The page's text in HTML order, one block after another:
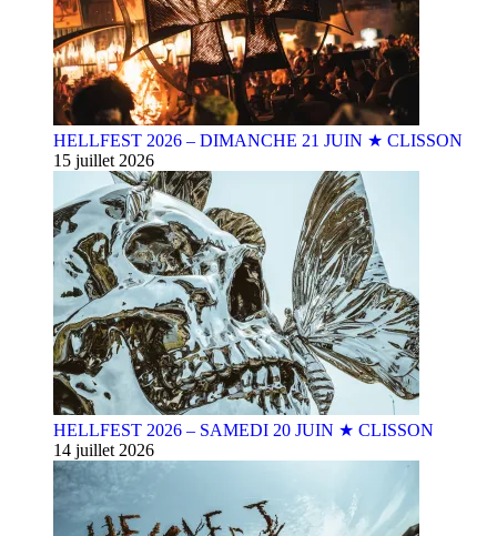
HELLFEST 2026 – DIMANCHE 21 JUIN ★ CLISSON
15 juillet 2026
HELLFEST 2026 – SAMEDI 20 JUIN ★ CLISSON
14 juillet 2026